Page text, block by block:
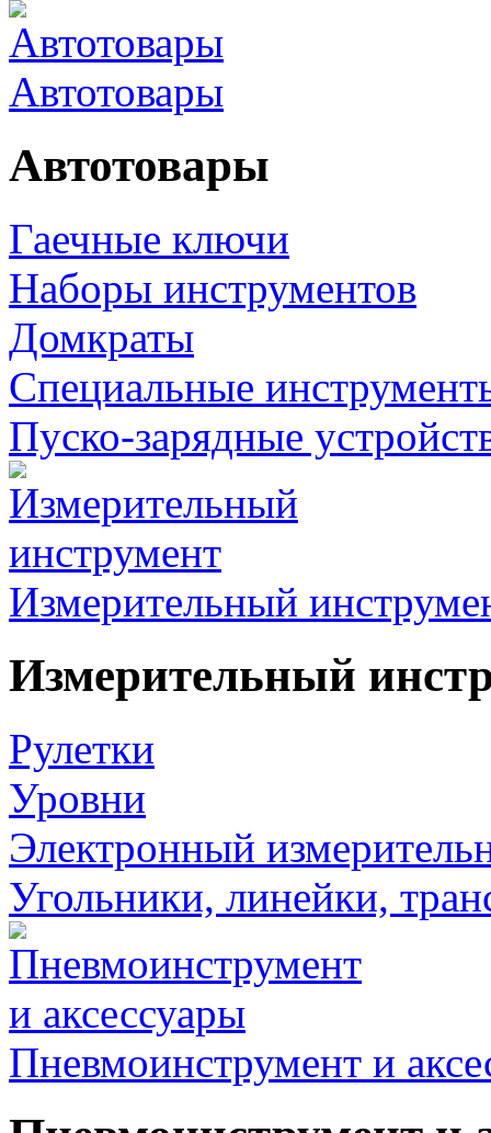
Автотовары
Автотовары
Гаечные ключи
Наборы инструментов
Домкраты
Специальные
Пуско-зарядные
Измерительный
Измерительный
Рулетки
Уровни
Электронный
Угольники, линейки,
Пневмоинструмент и